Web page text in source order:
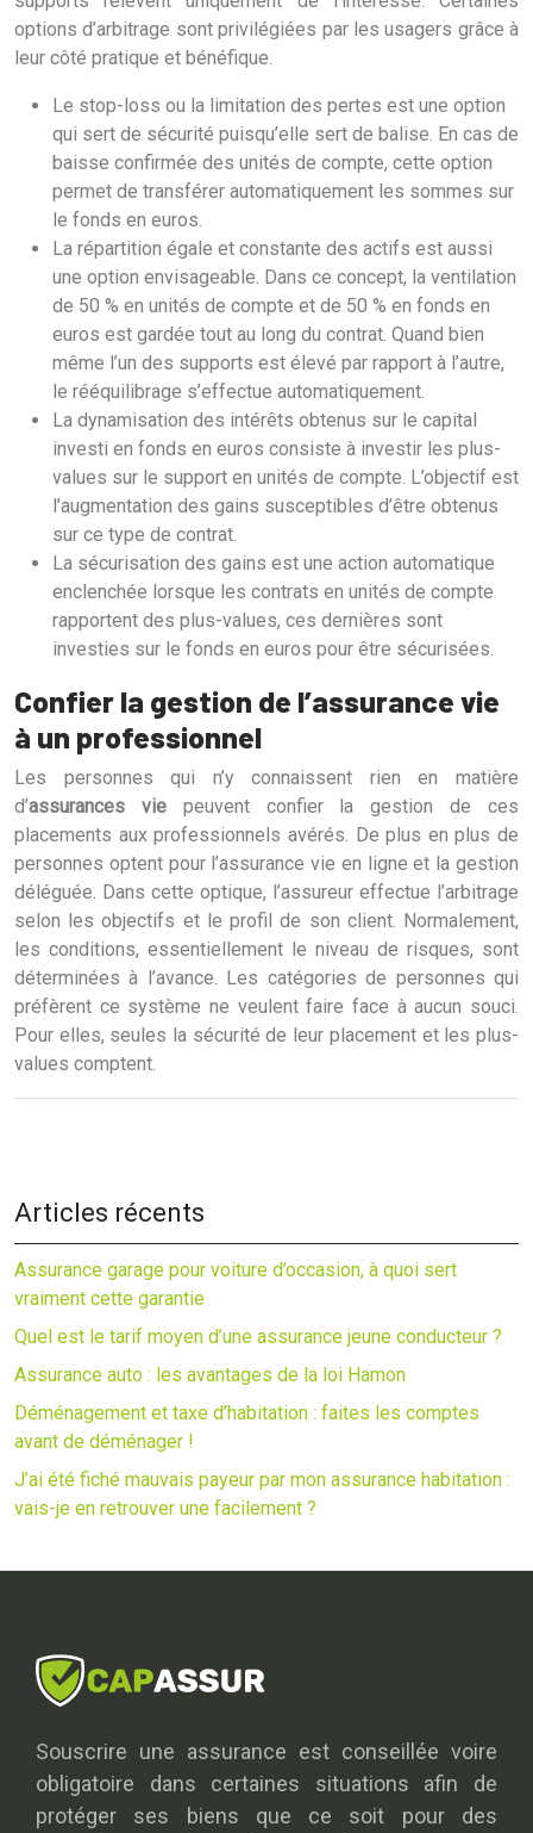
options d’arbitrage sont privilégiées par les usagers grâce à
leur côté pratique et bénéfique.
Le stop-loss ou la limitation des pertes est une option
qui sert de sécurité puisqu’elle sert de balise. En cas de
baisse confirmée des unités de compte, cette option
permet de transférer automatiquement les sommes sur
le fonds en euros.
La répartition égale et constante des actifs est aussi
une option envisageable. Dans ce concept, la ventilation
de 50 % en unités de compte et de 50 % en fonds en
euros est gardée tout au long du contrat. Quand bien
même l’un des supports est élevé par rapport à l’autre,
le rééquilibrage s’effectue automatiquement.
La dynamisation des intérêts obtenus sur le capital
investi en fonds en euros consiste à investir les plus-
values sur le support en unités de compte. L’objectif est
l’augmentation des gains susceptibles d’être obtenus
sur ce type de contrat.
La sécurisation des gains est une action automatique
enclenchée lorsque les contrats en unités de compte
rapportent des plus-values, ces dernières sont
investies sur le fonds en euros pour être sécurisées.
Confier la gestion de l’assurance vie
à un professionnel
Les personnes qui n’y connaissent rien en matière
d’assurances viepeuvent confier la gestion de ces
placements aux professionnels avérés. De plus en plus de
personnes optent pour l’assurance vie en ligne et la gestion
déléguée. Dans cette optique, l’assureur effectue l’arbitrage
selon les objectifs et le profil de son client. Normalement,
les conditions, essentiellement le niveau de risques, sont
déterminées à l’avance. Les catégories de personnes qui
préfèrent ce système ne veulent faire face à aucun souci.
Pour elles, seules la sécurité de leur placement et les plus-
values comptent.
Articles récents
Assurance garage pour voiture d’occasion, à quoi sert
vraiment cette garantie
Quel est le tarif moyen d’une assurance jeune conducteur ?
Assurance auto : les avantages de la loi Hamon
Déménagement et taxe d’habitation : faites les comptes
avant de déménager !
J’ai été fiché mauvais payeur par mon assurance habitation :
vais-je en retrouver une facilement ?
Souscrire une assurance est conseillée voire
obligatoire dans certaines situations afin de
protéger ses biens que ce soit pour des